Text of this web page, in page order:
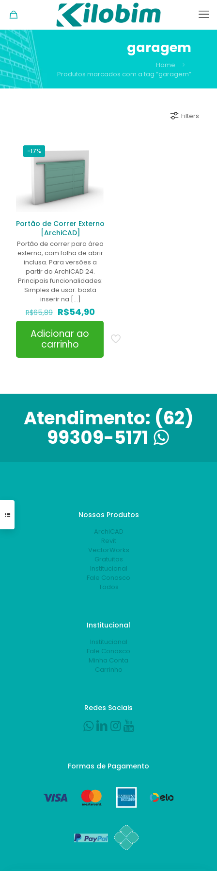
garagem
Home
Produtos marcados com a tag “garagem”
Filters
-17%
Portão de Correr Externo
[ArchiCAD]
Portão de correr para área
externa, com folha de abrir
inclusa. Para versões a
partir do ArchiCAD 24.
Principais funcionalidades:
Simples de usar: basta
inserir na […]
R$65,89 O
preço
original
era:
R$65,89.
R$54,90O
preço
Adicionar ao
carrinho
Atendimento: (62)
99309-5171
Nossos Produtos
ArchiCAD
Revit
VectorWorks
Gratuitos
Institucional
Fale Conosco
Todos
Institucional
Institucional
Fale Conosco
Minha Conta
Carrinho
Redes Sociais
Formas de Pagamento